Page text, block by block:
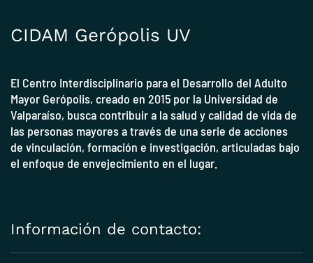
CIDAM Gerópolis UV
El Centro Interdisciplinario para el Desarrollo del Adulto
Mayor Gerópolis, creado en 2015 por la Universidad de
Valparaíso, busca contribuir a la salud y calidad de vida de
las personas mayores a través de una serie de acciones
de vinculación, formación e investigación, articuladas bajo
el enfoque de envejecimiento en el lugar.
Información de contacto: